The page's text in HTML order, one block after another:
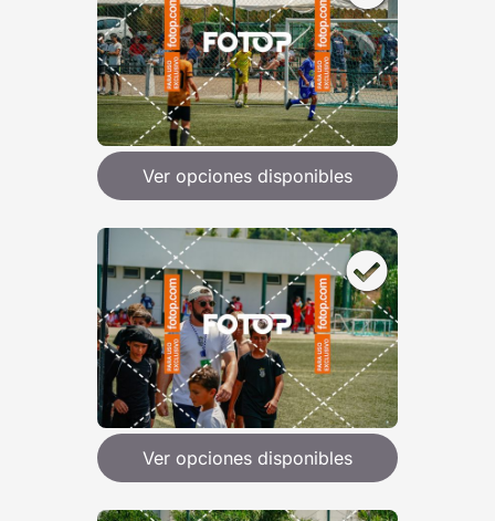
Ver opciones disponibles
Ver opciones disponibles